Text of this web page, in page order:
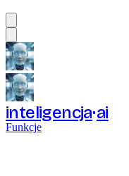
inteligencja ai
Funkcje